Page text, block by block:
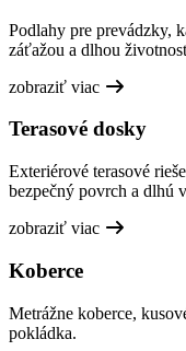
Podlahy pre prevádzky,
záťažou a dlhou
zobraziť viac
Terasové dosky
Exteriérové terasové
bezpečný povrch a dlhú
zobraziť viac
Koberce
Metrážne koberce,
pokládka.